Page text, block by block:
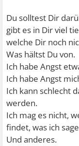
Du solltest Dir
gibt es in Dir viel
welche Dir noch
Was hältst Du von.
Ich habe Angst
Ich habe Angst
Ich kann schlecht
werden.
Ich mag es nicht,
findet, was ich
Und anderes.